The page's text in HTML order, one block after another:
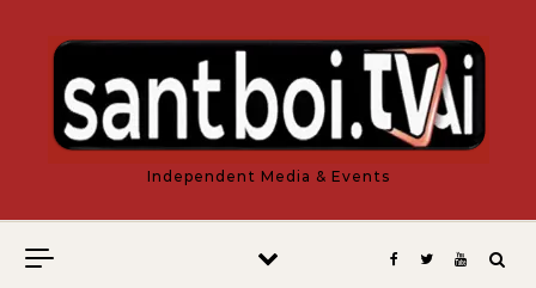
Independent Media & Events